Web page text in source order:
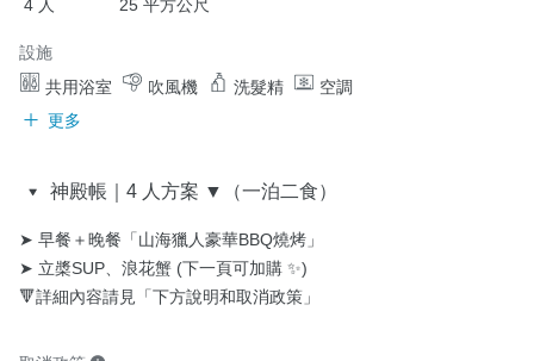
4 人
25 平方公尺
設施
共用浴室
吹風機 洗髮精
空調
更多
神殿帳｜4 人方案 ▼（一泊二食）
➤ 早餐＋晚餐「山海獵人豪華BBQ燒烤」
➤ 立槳SUP、浪花蟹 (下一頁可加購 ✨)
🔻詳細內容請見「下方說明和取消政策」